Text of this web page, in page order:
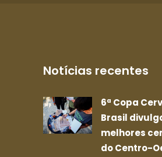
Notícias recentes
6ª Copa
Brasil
melhores
do Centro-